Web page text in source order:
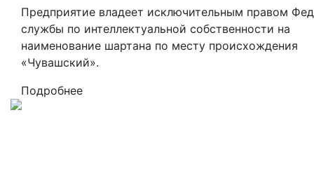
Предприятие владеет исключительным правом
службы по интеллектуальной собственности на
наименование шартана по месту происхождения
«Чувашский».
Подробнее